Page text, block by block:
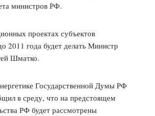
министров РФ.
проектах субъектов
2011 года будет делать Министр
Шматко.
Государственной Думы РФ
в среду, что на предстоящем
РФ будет рассмотрены